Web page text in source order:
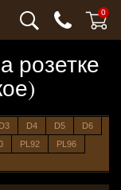
0
розетке
D3 D4 D5
D6
PL92
PL96